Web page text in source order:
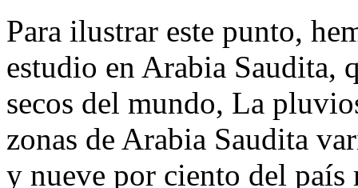
Para ilustrar este punto,
estudio en Arabia Saudita,
secos del mundo, La
zonas de Arabia Saudita
y nueve por ciento del